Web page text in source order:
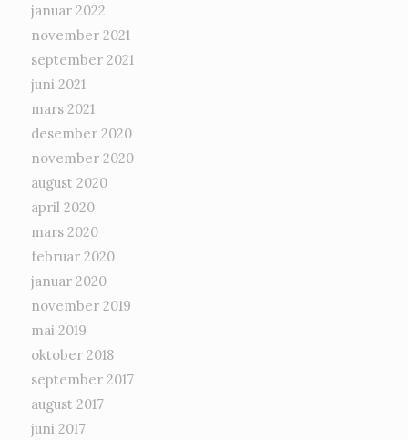
januar 2022
november 2021
september 2021
juni 2021
mars 2021
desember 2020
november 2020
august 2020
april 2020
mars 2020
februar 2020
januar 2020
november 2019
mai 2019
oktober 2018
september 2017
august 2017
juni 2017